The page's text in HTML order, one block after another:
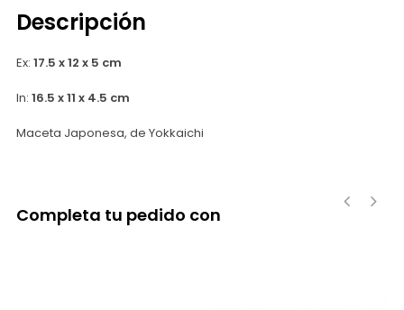
Descripción
Ex: 17.5 x 12 x 5 cm
In: 16.5 x 11 x 4.5 cm
Maceta Japonesa, de Yokkaichi
Completa tu pedido con